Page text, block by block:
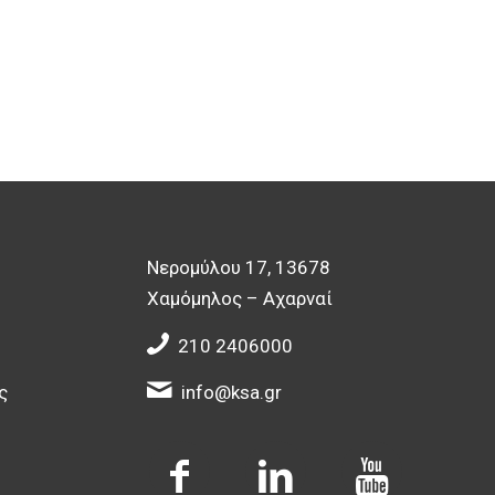
Νερομύλου 17, 13678
Χαμόμηλος – Αχαρναί
210 2406000
info@ksa.gr